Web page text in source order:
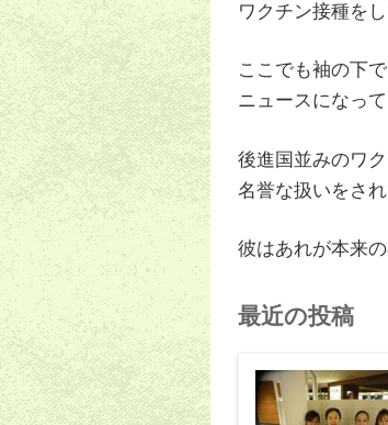
ワクチン接種を
ここでも袖の下
ニュースになって
後進国並みのワ
名誉な扱いをされ
彼はあれが本来
最近の投稿